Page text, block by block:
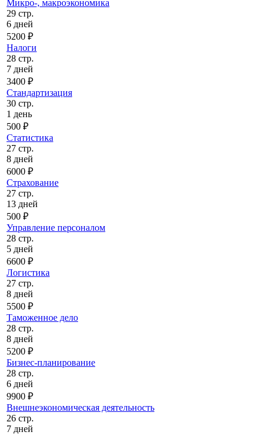
Микро-, макроэкономика
29 стр.
6 дней
5200 ₽
Налоги
28 стр.
7 дней
3400 ₽
Стандартизация
30 стр.
1 день
500 ₽
Статистика
27 стр.
8 дней
6000 ₽
Страхование
27 стр.
13 дней
500 ₽
Управление персоналом
28 стр.
5 дней
6600 ₽
Логистика
27 стр.
8 дней
5500 ₽
Таможенное дело
28 стр.
8 дней
5200 ₽
Бизнес-планирование
28 стр.
6 дней
9900 ₽
Внешнеэкономическая деятельность
26 стр.
7 дней